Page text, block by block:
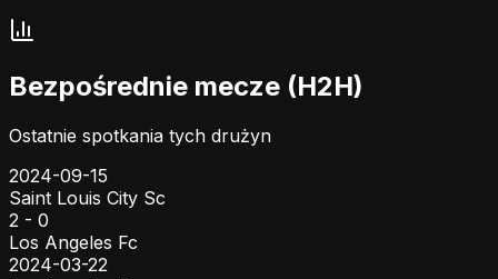
Bezpośrednie mecze (H2H)
Ostatnie spotkania tych drużyn
2024-09-15
Saint Louis City Sc
2 - 0
Los Angeles Fc
2024-03-22